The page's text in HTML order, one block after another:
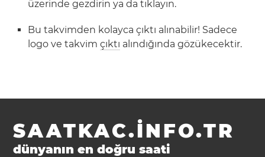
üzerinde gezdirin ya da tıklayın.
Bu takvimden kolayca çıktı alınabilir! Sadece
logo ve takvimçıktı alındığında gözükecektir.
SAATKAC.INFO.TR
dünyanın en doğru saati